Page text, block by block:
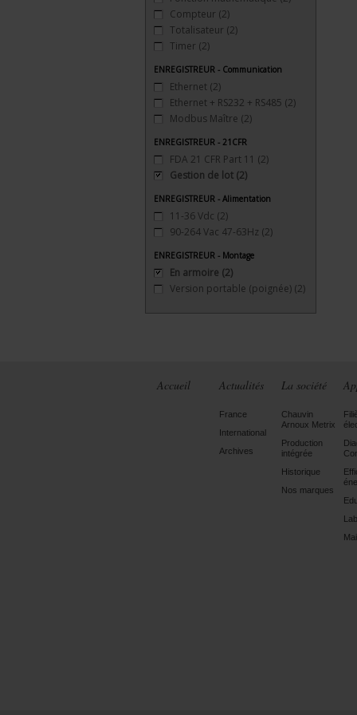
Compteur (2)
Totalisateur (2)
Timer (2)
ENREGISTREUR - Communication
Ethernet (2)
Ethernet + RS232 + RS485 (2)
Modbus Maître (2)
ENREGISTREUR - 21CFR
FDA 21 CFR Part 11 (2)
Gestion de lot (2)
ENREGISTREUR - Alimentation
11-36 Vdc (2)
90-264 Vac 47-63Hz (2)
ENREGISTREUR - Montage
En armoire (2)
Version portable (poignée) (2)
Accueil Actualités
France
International
Archives
La société
Chauvin
Arnoux Metrix
Production
intégrée
Historique
Nos marques